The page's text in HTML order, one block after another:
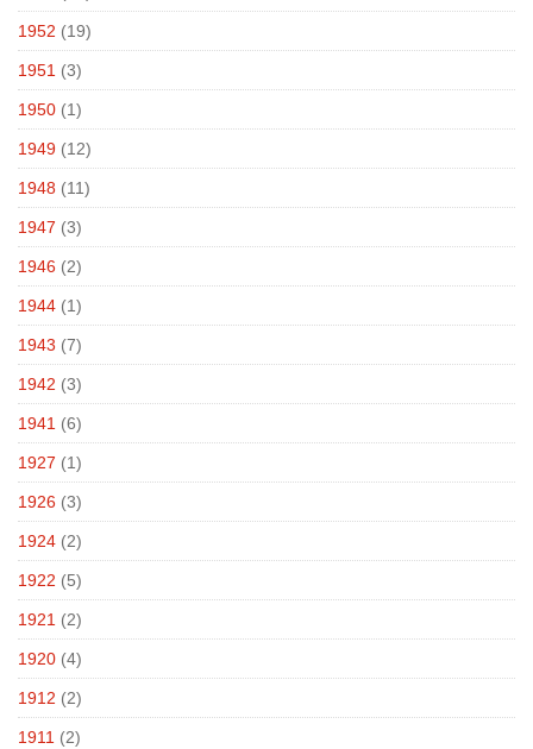
1952 (19)
1951 (3)
1950 (1)
1949 (12)
1948 (11)
1947 (3)
1946 (2)
1944 (1)
1943 (7)
1942 (3)
1941 (6)
1927 (1)
1926 (3)
1924 (2)
1922 (5)
1921 (2)
1920 (4)
1912 (2)
1911 (2)